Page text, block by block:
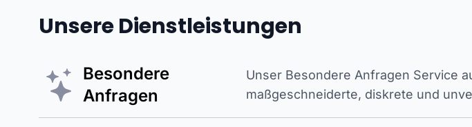
Unsere Dienstleistungen
Besondere
Anfragen
Unser Besondere Anfragen Service
maßgeschneiderte, diskrete und